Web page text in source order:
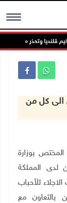
MENU
قلنديا وتحذر من مخطط
الى كل من
بوزارة
لدى المملكة
للأحباب
بالتعاون مع